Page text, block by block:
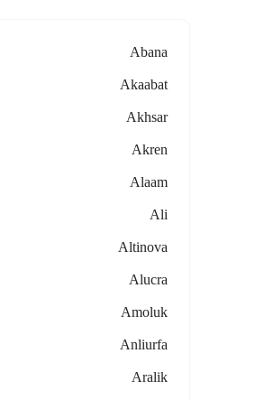
Abana
Akaabat
Akhsar
Akren
Alaam
Ali
Altinova
Alucra
Amoluk
Anliurfa
Aralik